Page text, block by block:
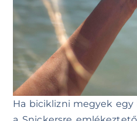
Ha biciklizni megyek